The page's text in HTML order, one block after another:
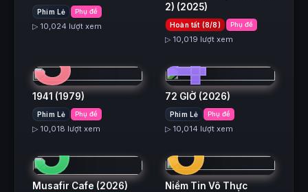
Phim Lẻ Phụ đề
▷ 10,024 lượt xem
2) (2025)
Hoàn tất (8/8) Phụ đề
▷ 10,019 lượt xem
3
1941 (1979)
Phim Lẻ Phụ đề
▷ 10,018 lượt xem
4
72 GIỜ (2026)
Phim Lẻ Phụ đề
▷ 10,014 lượt xem
5
Musafir Cafe (2026) 6
Niềm Tin Vô Thực